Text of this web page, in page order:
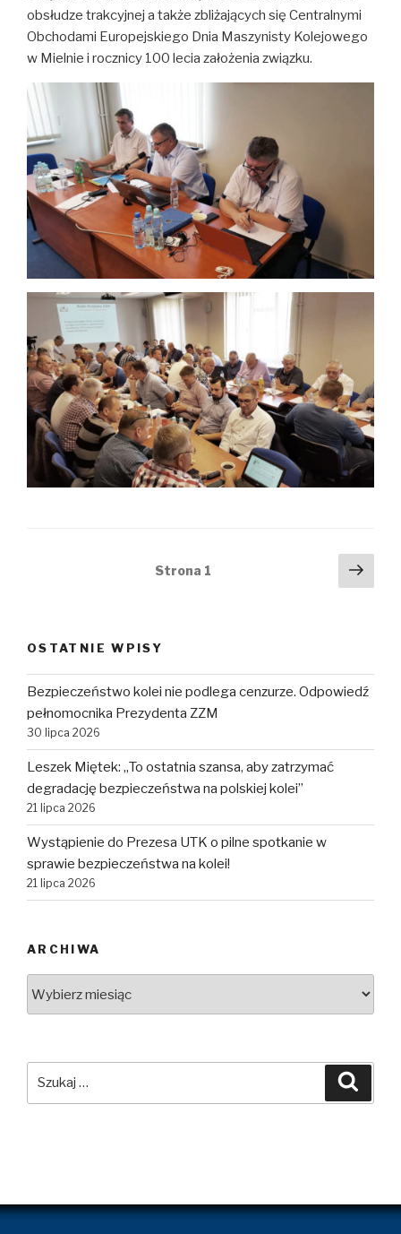
obsłudze trakcyjnej a także zbliżających się Centralnymi
Obchodami Europejskiego Dnia Maszynisty Kolejowego
w Mielnie i rocznicy 100 lecia założenia związku.
Strona 1
OSTATNIE WPISY
Bezpieczeństwo kolei nie podlega cenzurze. Odpowiedź
pełnomocnika Prezydenta ZZM
30 lipca 2026
Leszek Miętek: „To ostatnia szansa, aby zatrzymać
degradację bezpieczeństwa na polskiej kolei”
21 lipca 2026
Wystąpienie do Prezesa UTK o pilne spotkanie w
sprawie bezpieczeństwa na kolei!
21 lipca 2026
ARCHIWA